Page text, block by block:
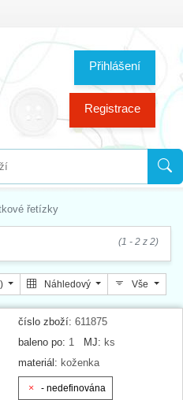
Přihlášení
Registrace
řetízky
(1 - 2 z 2)
Náhledový Vše
číslo zboží: 611875
baleno po: 1 MJ: ks
materiál: koženka
- nedefinována